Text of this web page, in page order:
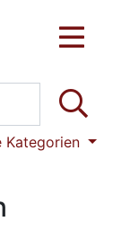
Kategorien